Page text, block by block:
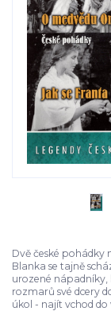
Dvě české pohádky
Blanka se tajně
urozené
rozmarů své dcery
úkol - najít vchod do